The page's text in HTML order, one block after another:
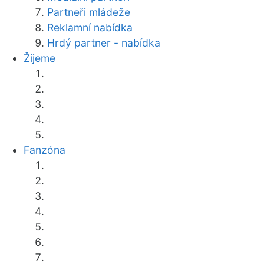
Partneři mládeže
Reklamní nabídka
Hrdý partner - nabídka
Žijeme
Fanzóna